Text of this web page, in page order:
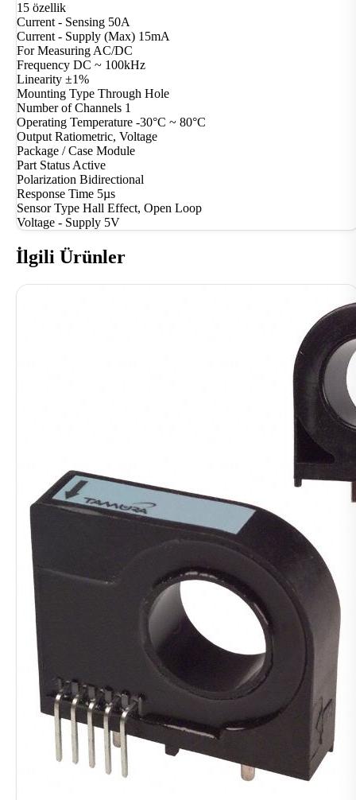
15 özellik
Current - Sensing 50A
Current - Supply (Max) 15mA
For MeasuringAC/DC
Frequency DC ~ 100kHz
Linearity ±1%
Mounting Type Through Hole
Number of Channels 1
Operating Temperature -30°C ~ 80°C
Output Ratiometric, Voltage
Package / Case Module
Part StatusActive
Polarization Bidirectional
Response Time 5µs
Sensor Type Hall Effect, Open Loop
Voltage - Supply 5V
İlgili Ürünler